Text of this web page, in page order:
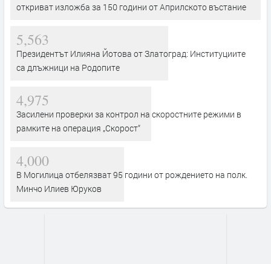
откриват изложба за 150 години от Априлското въстание
5,563
Президентът Илияна Йотова от Златоград: Институциите
са длъжници на Родопите
4,975
Засилени проверки за контрол на скоростните режими в
рамките на операция „Скорост“
4,000
В Могилица отбелязват 95 години от рождението на полк.
Минчо Илиев Юруков